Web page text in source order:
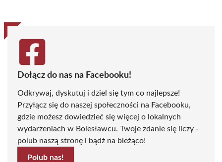
Dołącz do nas na Facebooku!
Odkrywaj, dyskutuj i dziel się tym co najlepsze!
Przyłącz się do naszej społeczności na Facebooku,
gdzie możesz dowiedzieć się więcej o lokalnych
wydarzeniach w Bolesławcu. Twoje zdanie się liczy -
polub naszą stronę i bądź na bieżąco!
Polub nas!